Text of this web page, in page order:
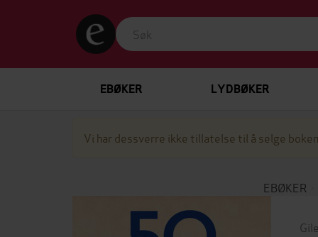
EBØKER LYDBØKER
Vi har dessverre ikke tillatelse til å selge
EBØKER